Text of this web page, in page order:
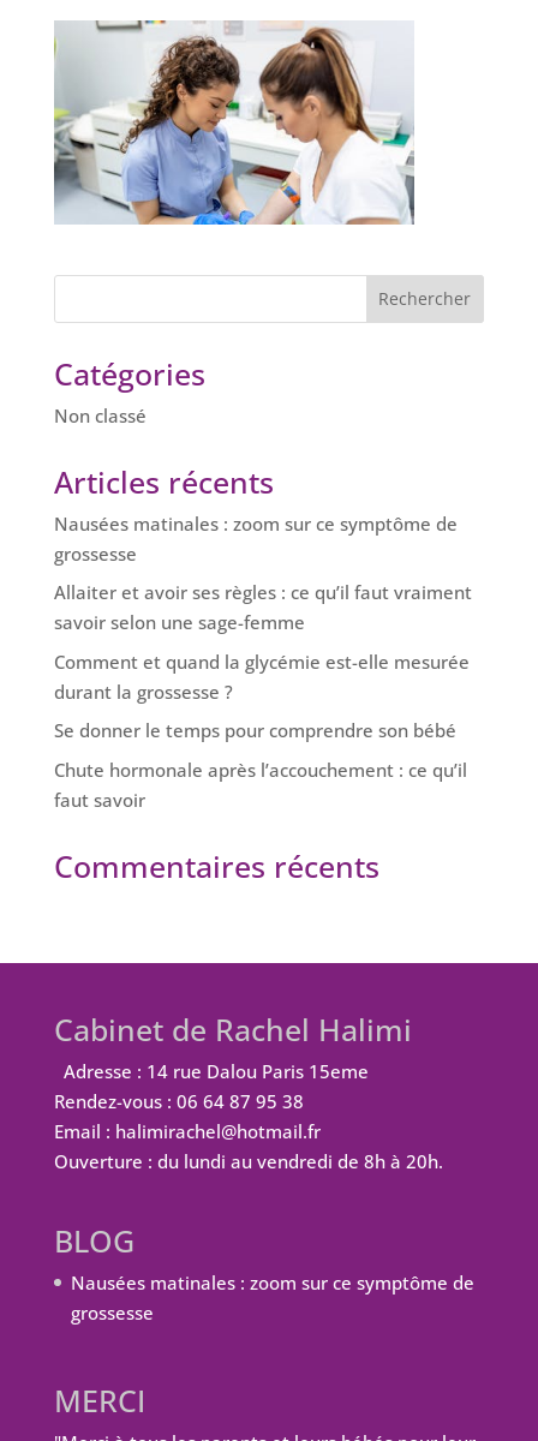
Catégories
Non classé
Articles récents
Nausées matinales : zoom sur ce symptôme de
grossesse
Allaiter et avoir ses règles : ce qu’il faut vraiment
savoir selon une sage-femme
Comment et quand la glycémie est-elle mesurée
durant la grossesse ?
Se donner le temps pour comprendre son bébé
Chute hormonale après l’accouchement : ce qu’il
faut savoir
Commentaires récents
Cabinet de Rachel Halimi
Adresse : 14 rue Dalou Paris 15eme
Rendez-vous : 06 64 87 95 38
Email : halimirachel@hotmail.fr
Ouverture : du lundi au vendredi de 8h à 20h.
BLOG
Nausées matinales : zoom sur ce symptôme de
grossesse
MERCI